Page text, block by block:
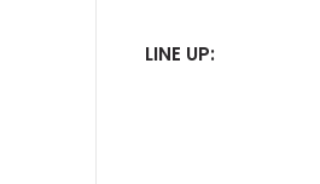
LINE UP: